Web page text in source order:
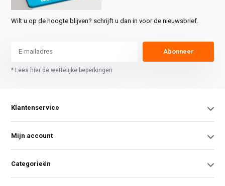
Wilt u op de hoogte blijven? schrijft u dan in voor de nieuwsbrief.
Abonneer
* Lees hier de wettelijke beperkingen
Klantenservice
Mijn account
Categorieën